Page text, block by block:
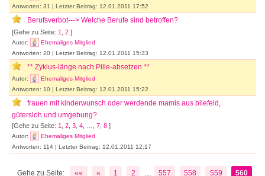
Antworten: 31 | Letzter Beitrag: 12.01.2011 17:52
Berufsverbot---> Welche Berufe sind betroffen?
[Gehe zu Seite: 1 2 ]
Autor:
Ehemaliges Mitglied
Antworten: 20 | Letzter Beitrag: 12.01.2011 15:33
** Zyklus-länge nach Pille-absetzen **
Autor:
Ehemaliges Mitglied
Antworten: 10 | Letzter Beitrag: 12.01.2011 15:22
frauen mit kinderwunsch oder werdende mamis aus bilefeld,
gütersloh und umgebung?
[Gehe zu Seite: 1 2 3 4 7 8 ]
Autor:
Ehemaliges Mitglied
Antworten: 114 | Letzter Beitrag: 12.01.2011 12:17
Gehe zu Seite: «« « 1 2 557 558 559 560